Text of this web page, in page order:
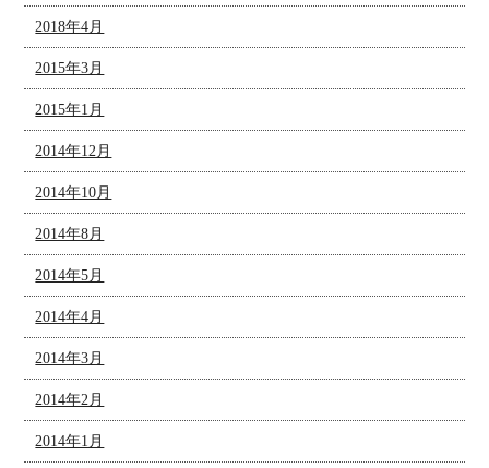
2018年4月
2015年3月
2015年1月
2014年12月
2014年10月
2014年8月
2014年5月
2014年4月
2014年3月
2014年2月
2014年1月